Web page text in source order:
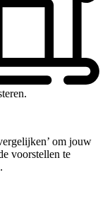
om jouw
voorstellen te